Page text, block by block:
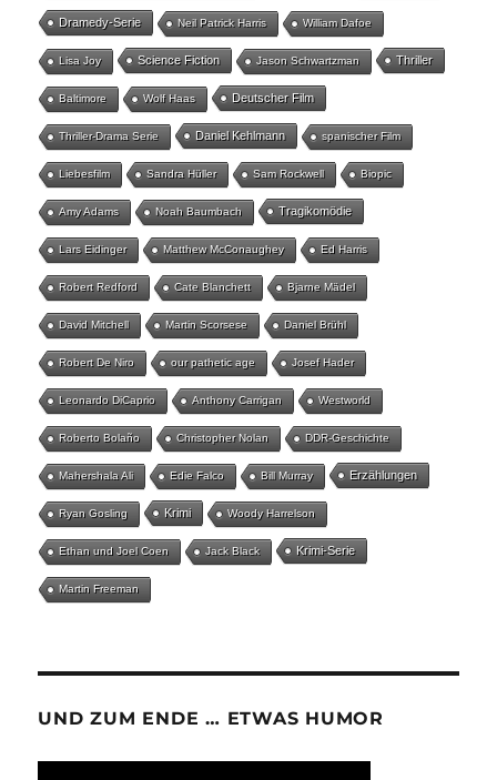
Dramedy-Serie Neil Patrick Harris William Dafoe
Lisa Joy Science Fiction Jason Schwartzman Thriller
Baltimore Wolf Haas Deutscher Film
Thriller-Drama Serie Daniel Kehlmann spanischer Film
Liebesfilm Sandra Hüller Sam Rockwell Biopic
Amy Adams Noah Baumbach Tragikomödie
Lars Eidinger Matthew McConaughey Ed Harris
Robert Redford Cate Blanchett Bjarne Mädel
David Mitchell Martin Scorsese Daniel Brühl
Robert De Niro our pathetic age Josef Hader
Leonardo DiCaprio Anthony Carrigan Westworld
Roberto Bolaño Christopher Nolan DDR-Geschichte
Mahershala Ali Edie Falco Bill Murray Erzählungen
Ryan Gosling Krimi Woody Harrelson
Ethan und Joel Coen Jack Black Krimi-Serie
Martin Freeman
UND ZUM ENDE … ETWAS HUMOR